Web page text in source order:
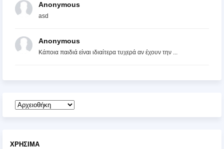
Anonymous
asd
Anonymous
Κάποια παιδιά είναι ιδιαίτερα τυχερά αν έχουν την ...
ΧΡΉΣΙΜΑ